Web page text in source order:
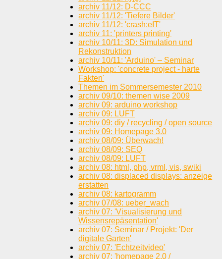
archiv 11/12: D-CCC
archiv 11/12: 'Tiefere Bilder'
archiv 11/12: 'crash:eIT'
archiv 11: 'printers printing'
archiv 10/11: 3D: Simulation und
Rekonstruktion
archiv 10/11: 'Arduino' – Seminar
Workshop: 'concrete project - harte
Fakten'
Themen im Sommersemester 2010
archiv 09/10: themen wise 2009
archiv 09: arduino workshop
archiv 09: LUFT
archiv 09: diy / recycling / open source
archiv 09: Homepage 3.0
archiv 08/09: Überwach!
archiv 08/09: SEQ
archiv 08/09: LUFT
archiv 08: html, php, vrml, vis, swiki
archiv 08: displaced displays: anzeige
erstatten
archiv 08: kartogramm
archiv 07/08: ueber_wach
archiv 07: 'Visualisierung und
Wissensrepäsentation'
archiv 07: Seminar / Projekt: 'Der
digitale Garten'
archiv 07: 'Echtzeitvideo'
archiv 07: 'homepage 2.0 /